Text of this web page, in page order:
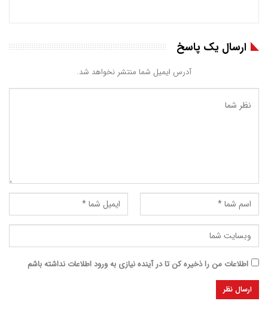
ارسال یک پاسخ
آدرس ایمیل شما منتشر نخواهد شد.
اطلاعات من را ذخیره کن تا در آینده نیازی به ورود اطلاعات نداشته باشم